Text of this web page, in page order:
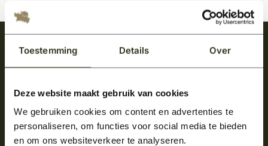
Toestemming Details Over
Deze website maakt gebruik van cookies
We gebruiken cookies om content en advertenties te
personaliseren, om functies voor social media te bieden
en om ons websiteverkeer te analyseren.
Meld je aan en ontvang het laatste nieuws
over onze kempische bouwstijl!
Aanmelden voor de nieuwsbrief